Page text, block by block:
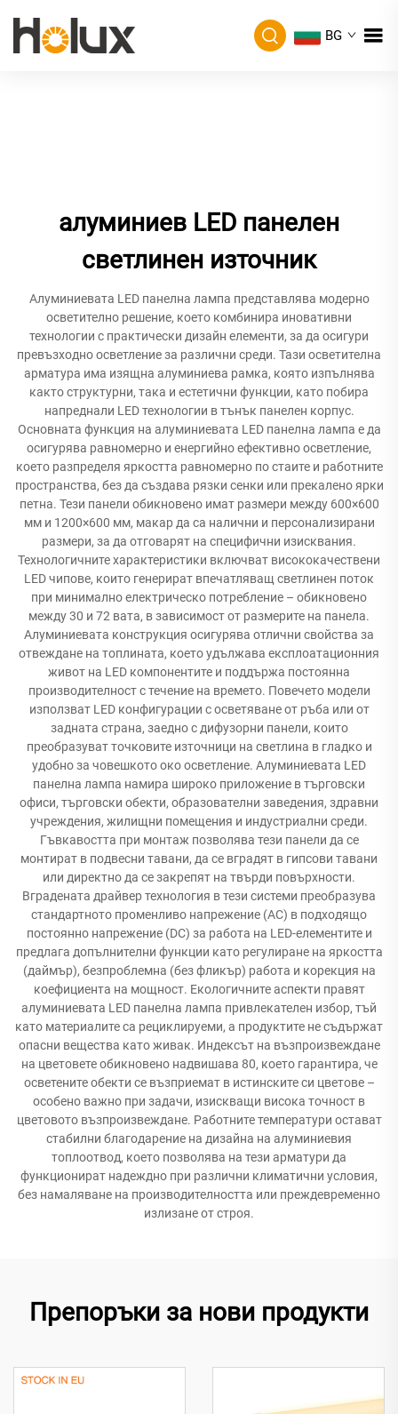
BG
алуминиев LED панелен
светлинен източник
Алуминиевата LED панелна лампа представлява модерно
осветително решение, което комбинира иновативни
технологии с практически дизайн елементи, за да осигури
превъзходно осветление за различни среди. Тази осветителна
арматура има изящна алуминиева рамка, която изпълнява
както структурни, така и естетични функции, като побира
напреднали LED технологии в тънък панелен корпус.
Основната функция на алуминиевата LED панелна лампа е да
осигурява равномерно и енергийно ефективно осветление,
което разпределя яркостта равномерно по стаите и работните
пространства, без да създава рязки сенки или прекалено ярки
петна. Тези панели обикновено имат размери между 600×600
мм и 1200×600 мм, макар да са налични и персонализирани
размери, за да отговарят на специфични изисквания.
Технологичните характеристики включват висококачествени
LED чипове, които генерират впечатляващ светлинен поток
при минимално електрическо потребление – обикновено
между 30 и 72 вата, в зависимост от размерите на панела.
Алуминиевата конструкция осигурява отлични свойства за
отвеждане на топлината, което удължава експлоатационния
живот на LED компонентите и поддържа постоянна
производителност с течение на времето. Повечето модели
използват LED конфигурации с осветяване от ръба или от
задната страна, заедно с дифузорни панели, които
преобразуват точковите източници на светлина в гладко и
удобно за човешкото око осветление. Алуминиевата LED
панелна лампа намира широко приложение в търговски
офиси, търговски обекти, образователни заведения, здравни
учреждения, жилищни помещения и индустриални среди.
Гъвкавостта при монтаж позволява тези панели да се
монтират в подвесни тавани, да се вградят в гипсови тавани
или директно да се закрепят на твърди повърхности.
Вградената драйвер технология в тези системи преобразува
стандартното променливо напрежение (AC) в подходящо
постоянно напрежение (DC) за работа на LED-елементите и
предлага допълнителни функции като регулиране на яркостта
(даймър), безпроблемна (без фликър) работа и корекция на
коефициента на мощност. Екологичните аспекти правят
алуминиевата LED панелна лампа привлекателен избор, тъй
като материалите са рециклируеми, а продуктите не съдържат
опасни вещества като живак. Индексът на възпроизвеждане
на цветовете обикновено надвишава 80, което гарантира, че
осветените обекти се възприемат в истинските си цветове –
особено важно при задачи, изискващи висока точност в
цветовото възпроизвеждане. Работните температури остават
стабилни благодарение на дизайна на алуминиевия
топлоотвод, което позволява на тези арматури да
функционират надеждно при различни климатични условия,
без намаляване на производителността или преждевременно
излизане от строя.
Препоръки за нови продукти